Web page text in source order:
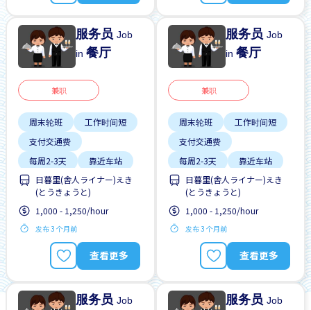
服务员Job
in餐厅
兼职
周末轮班
工作时间短
支付交通费
每周2-3天
靠近车站
日暮里(舎人ライナー)えき
(とうきょうと)
1,000 - 1,250/hour
发布 3 个月前
查看更多
服务员Job
in餐厅
兼职
周末轮班
工作时间短
支付交通费
每周2-3天
靠近车站
日暮里(舎人ライナー)えき
(とうきょうと)
1,000 - 1,250/hour
发布 3 个月前
查看更多
服务员Job
服务员Job